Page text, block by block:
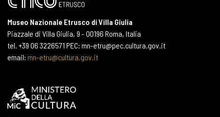
Museo Nazionale Etrusco di Villa Giulia
Piazzale di Villa Giulia, 9 - 00196 Roma, Italia
tel. +39 06 3226571 PEC: mn-etru@pec.cultura.gov.it
email: mn-etru@cultura.gov.it